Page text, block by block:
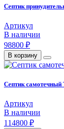
Септик
Артикул
В наличии
98800 ₽
В корзину
Септик
Артикул
В наличии
114800 ₽